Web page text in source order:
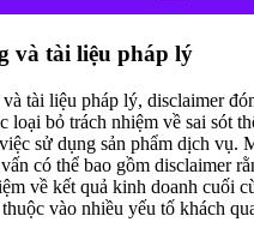
và tài liệu pháp lý
tài liệu pháp lý, disclaimer
loại bỏ trách nhiệm về sai sót
sử dụng sản phẩm dịch vụ.
có thể bao gồm disclaimer
về kết quả kinh doanh cuối
vào nhiều yếu tố khách